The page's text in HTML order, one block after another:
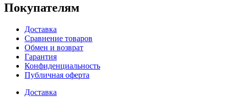
Покупателям
Доставка
Сравнение товаров
Обмен и возврат
Гарантия
Конфиденциальность
Публичная оферта
Доставка